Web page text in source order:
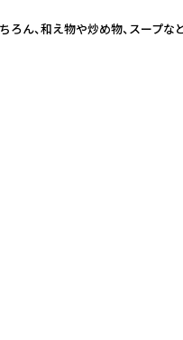
ちろん、和え物や炒め